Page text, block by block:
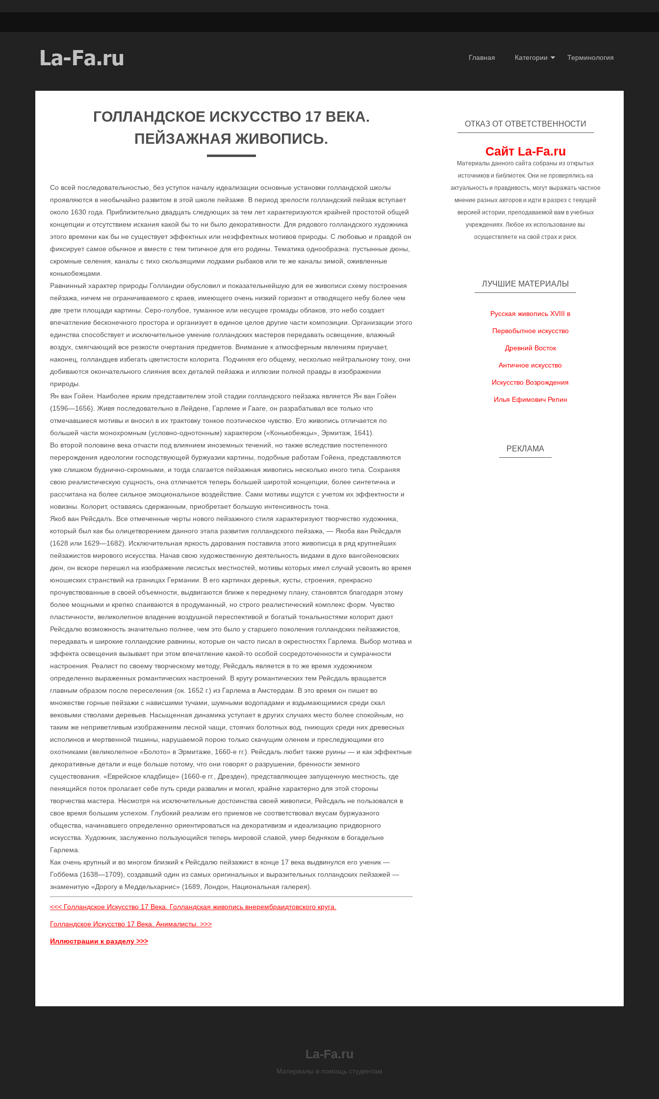
Главная Категории Терминология
ГОЛЛАНДСКОЕ ИСКУССТВО 17 ВЕКА.
ПЕЙЗАЖНАЯ ЖИВОПИСЬ.
Со всей последовательностью, без уступок началу идеализации основные установки голландской школы
проявляются в необычайно развитом в этой школе пейзаже. В период зрелости голландский пейзаж вступает
около 1630 года. Приблизительно двадцать следующих за тем лет характеризуются крайней простотой общей
концепции и отсутствием искания какой бы то ни было декоративности. Для рядового голландского художника
этого времени как бы не существует эффектных или неэффектных мотивов природы. С любовью и правдой он
фиксирует самое обычное и вместе с тем типичное для его родины. Тематика однообразна: пустынные дюны,
скромные селения, каналы с тихо скользящими лодками рыбаков или те же каналы зимой, оживленные
конькобежцами.
Равнинный характер природы Голландии обусловил и показательнейшую для ее живописи схему построения
пейзажа, ничем не ограничиваемого с краев, имеющего очень низкий горизонт и отводящего небу более чем
две трети площади картины. Серо-голубое, туманное или несущее громады облаков, это небо создает
впечатление бесконечного простора и организует в единое целое другие части композиции. Организации этого
единства способствует и исключительное умение голландских мастеров передавать освещение, влажный
воздух, смягчающий все резкости очертания предметов. Внимание к атмосферным явлениям приучает,
наконец, голландцев избегать цветистости колорита. Подчиняя его общему, несколько нейтральному тону, они
добиваются окончательного слияния всех деталей пейзажа и иллюзии полной правды в изображении
природы.
Ян ван Гойен. Наиболее ярким представителем этой стадии голландского пейзажа является Ян ван Гойен
(1596—1656). Живя последовательно в Лейдене, Гарлеме и Гааге, он разрабатывал все только что
отмечавшиеся мотивы и вносил в их трактовку тонкое поэтическое чувство. Его живопись отличается по
большей части монохромным (условно-однотонным) характером («Конькобежцы», Эрмитаж, 1641).
Во второй половине века отчасти под влиянием иноземных течений, но также вследствие постепенного
перерождения идеологии господствующей буржуазии картины, подобные работам Гойена, представляются
уже слишком буднично-скромными, и тогда слагается пейзажная живопись несколько иного типа. Сохраняя
свою реалистическую сущность, она отличается теперь большей широтой концепции, более синтетична и
рассчитана на более сильное эмоциональное воздействие. Сами мотивы ищутся с учетом их эффектности и
новизны. Колорит, оставаясь сдержанным, приобретает большую интенсивность тона.
Якоб ван Рейсдалъ. Все отмеченные черты нового пейзажного стиля характеризуют творчество художника,
который был как бы олицетворением данного этапа развития голландского пейзажа, — Якоба ван Рейсдаля
(1628 или 1629—1682). Исключительная яркость дарования поставила этого живописца в ряд крупнейших
пейзажистов мирового искусства. Начав свою художественную деятельность видами в духе вангойеновских
дюн, он вскоре перешел на изображение лесистых местностей, мотивы которых имел случай усвоить во время
юношеских странствий на границах Германии. В его картинах деревья, кусты, строения, прекрасно
прочувствованные в своей объемности, выдвигаются ближе к переднему плану, становятся благодаря этому
более мощными и крепко спаиваются в продуманный, но строго реалистический комплекс форм. Чувство
пластичности, великолепное владение воздушной переспективой и богатый тональностями колорит дают
Рейсдалю возможность значительно полнее, чем это было у старшего поколения голландских пейзажистов,
передавать и широкие голландские равнины, которые он часто писал в окрестностях Гарлема. Выбор мотива и
эффекта освещения вызывает при этом впечатление какой-то особой сосредоточенности и сумрачности
настроения. Реалист по своему творческому методу, Рейсдаль является в то же время художником
определенно выраженных романтических настроений. В кругу романтических тем Рейсдаль вращается
главным образом после переселения (ок. 1652 г.) из Гарлема в Амстердам. В это время он пишет во
множестве горные пейзажи с нависшими тучами, шумными водопадами и вздымающимися среди скал
вековыми стволами деревьев. Насыщенная динамика уступает в других случаях место более спокойным, но
таким же неприветливым изображениям лесной чащи, стоячих болотных вод, гниющих среди них древесных
исполинов и мертвенной тишины, нарушаемой порою только скачущим оленем и преследующими его
охотниками (великолепное «Болото» в Эрмитаже, 1660-е гг.). Рейсдаль любит также руины — и как эффектные
декоративные детали и еще больше потому, что они говорят о разрушении, бренности земного
существования. «Еврейское кладбище» (1660-е гг., Дрезден), представляющее запущенную местность, где
пенящийся поток пролагает себе путь среди развалин и могил, крайне характерно для этой стороны
творчества мастера. Несмотря на исключительные достоинства своей живописи, Рейсдаль не пользовался в
свое время большим успехом. Глубокий реализм его приемов не соответствовал вкусам буржуазного
общества, начинавшего определенно ориентироваться на декоративизм и идеализацию придворного
искусства. Художник, заслуженно пользующийся теперь мировой славой, умер бедняком в богадельне
Гарлема.
Как очень крупный и во многом близкий к Рейсдалю пейзажист в конце 17 века выдвинулся его ученик —
Гоббема (1638—1709), создавший один из самых оригинальных и выразительных голландских пейзажей —
знаменитую «Дорогу в Меддельхарнис» (1689, Лондон, Национальная галерея).
<<< Голландское Искусство 17 Века. Голландская живопись внерембраидтовского круга.
Голландское Искусство 17 Века. Анималисты. >>>
Иллюстрации к разделу >>>
ОТКАЗ ОТ ОТВЕТСТВЕННОСТИ
Сайт La-Fa.ru
Материалы данного сайта собраны из открытых
источников и библиотек. Они не проверялись на
актуальность и правдивость, могут выражать частное
мнение разных авторов и идти в разрез с текущей
версией истории, преподаваемой вам в учебных
учреждениях. Любое их использование вы
осуществляете на свой страх и риск.
ЛУЧШИЕ МАТЕРИАЛЫ
Русская живопись XVIII в
Первобытное искусство
Древний Восток
Античное искусство
Искусство Возрождения
Илья Ефимович Репин
РЕКЛАМА
La-Fa.ru
Материалы в помощь студентам